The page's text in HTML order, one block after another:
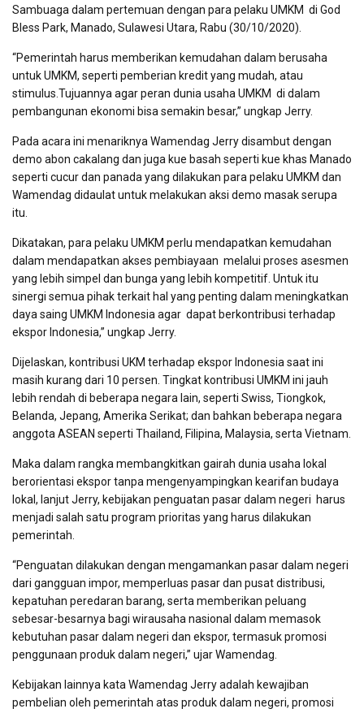
Sambuaga dalam pertemuan dengan para pelaku UMKM di God
Bless Park, Manado, Sulawesi Utara, Rabu (30/10/2020).
“Pemerintah harus memberikan kemudahan dalam berusaha
untuk UMKM, seperti pemberian kredit yang mudah, atau
stimulus.Tujuannya agar peran dunia usaha UMKM di dalam
pembangunan ekonomi bisa semakin besar,” ungkap Jerry.
Pada acara ini menariknya Wamendag Jerry disambut dengan
demo abon cakalang dan juga kue basah seperti kue khas Manado
seperti cucur dan panada yang dilakukan para pelaku UMKM dan
Wamendag didaulat untuk melakukan aksi demo masak serupa
itu.
Dikatakan, para pelaku UMKM perlu mendapatkan kemudahan
dalam mendapatkan akses pembiayaan melalui proses asesmen
yang lebih simpel dan bunga yang lebih kompetitif. Untuk itu
sinergi semua pihak terkait hal yang penting dalam meningkatkan
daya saing UMKM Indonesia agar dapat berkontribusi terhadap
ekspor Indonesia,” ungkap Jerry.
Dijelaskan, kontribusi UKM terhadap ekspor Indonesia saat ini
masih kurang dari 10 persen. Tingkat kontribusi UMKM ini jauh
lebih rendah di beberapa negara lain, seperti Swiss, Tiongkok,
Belanda, Jepang, Amerika Serikat; dan bahkan beberapa negara
anggota ASEAN seperti Thailand, Filipina, Malaysia, serta Vietnam.
Maka dalam rangka membangkitkan gairah dunia usaha lokal
berorientasi ekspor tanpa mengenyampingkan kearifan budaya
lokal, lanjut Jerry, kebijakan penguatan pasar dalam negeri harus
menjadi salah satu program prioritas yang harus dilakukan
pemerintah.
“Penguatan dilakukan dengan mengamankan pasar dalam negeri
dari gangguan impor, memperluas pasar dan pusat distribusi,
kepatuhan peredaran barang, serta memberikan peluang
sebesar-besarnya bagi wirausaha nasional dalam memasok
kebutuhan pasar dalam negeri dan ekspor, termasuk promosi
penggunaan produk dalam negeri,” ujar Wamendag.
Kebijakan lainnya kata Wamendag Jerry adalah kewajiban
pembelian oleh pemerintah atas produk dalam negeri, promosi